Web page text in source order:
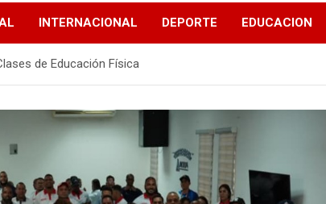
INTERNACIONAL DEPORTE EDUCACION
de Educación Física